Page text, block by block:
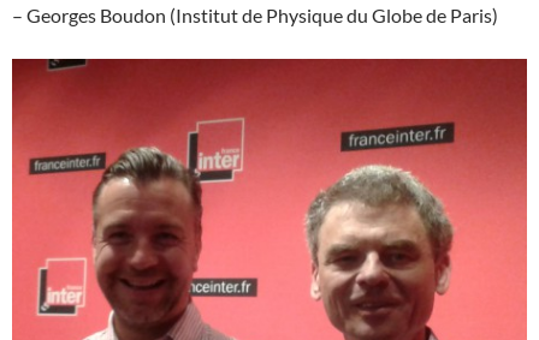
– Georges Boudon (Institut de Physique du Globe de Paris)